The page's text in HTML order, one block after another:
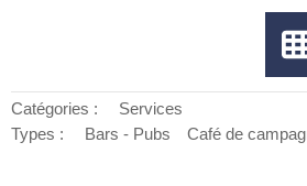
Catégories :
Services
Types :
Bars - Pubs Café de